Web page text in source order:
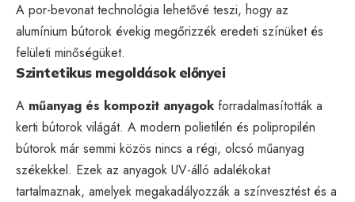
A por-bevonat technológia lehetővé teszi, hogy az
alumínium bútorok évekig megőrizzék eredeti színüket és
felületi minőségüket.
Szintetikus megoldások előnyei
A műanyag és kompozit anyagok forradalmasították a
kerti bútorok világát. A modern polietilén és polipropilén
bútorok már semmi közös nincs a régi, olcsó műanyag
székekkel. Ezek az anyagok UV-álló adalékokat
tartalmaznak, amelyek megakadályozzák a színvesztést és a